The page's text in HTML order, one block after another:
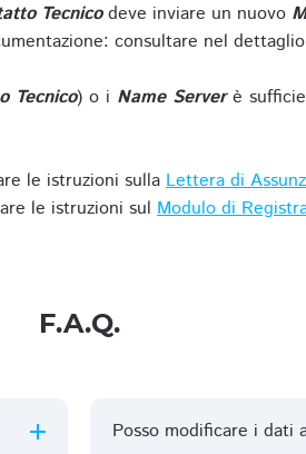
Tecnicodeve inviare un nuovo
consultare nel
Tecnico) o i Name Serverè
le istruzioni sulla Lettera di
le istruzioni sul Modulo di
F.A.Q.
Posso modificare i dati